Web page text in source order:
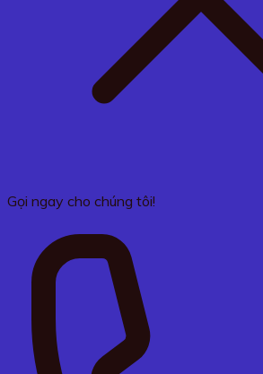
Gọi ngay cho chúng tôi!